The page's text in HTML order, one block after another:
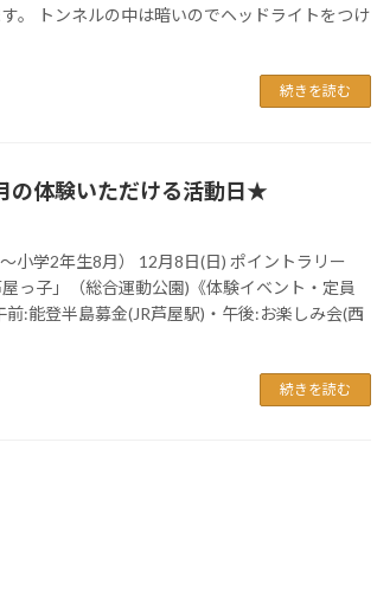
。 トンネルの中は暗いのでヘッドライトをつけ
続きを読む
の体験いただける活動日★
小学2年生8月） 12月8日(日) ポイントラリー
屋っ子」（総合運動公園)《体験イベント・定員
前:能登半島募金(JR芦屋駅)・午後:お楽しみ会(西
続きを読む